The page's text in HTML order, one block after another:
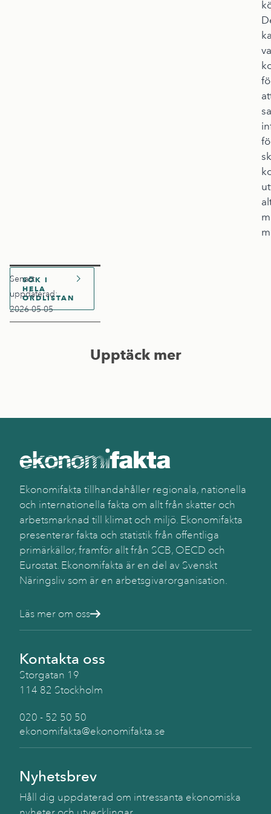
SÖK I
HELA
ORDLISTAN
Senast
uppdaterad:
2026-05-05
Upptäck mer
Ekonomifakta tillhandahåller regionala, nationella
och internationella fakta om allt från skatter och
arbetsmarknad till klimat och miljö. Ekonomifakta
presenterar fakta och statistik från offentliga
primärkällor, framför allt från SCB, OECD och
Eurostat. Ekonomifakta är en del av Svenskt
Näringsliv som är en arbetsgivarorganisation.
Läs mer om oss
Kontakta oss
Storgatan 19
114 82 Stockholm
020 - 52 50 50
ekonomifakta@ekonomifakta.se
Nyhetsbrev
Håll dig uppdaterad om intressanta ekonomiska